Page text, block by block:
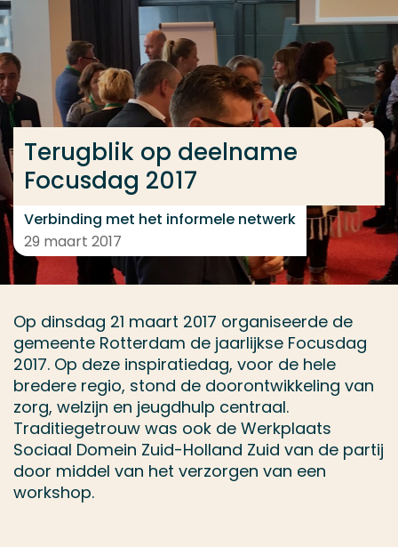
Ga direct naar de content
... > Focusdag
Terugblik op deelname
Focusdag 2017
Verbinding met het informele netwerk
29 maart 2017
Op dinsdag 21 maart 2017 organiseerde de
gemeente Rotterdam de jaarlijkse Focusdag
2017. Op deze inspiratiedag, voor de hele
bredere regio, stond de doorontwikkeling van
zorg, welzijn en jeugdhulp centraal.
Traditiegetrouw was ook de Werkplaats
Sociaal Domein Zuid-Holland Zuid van de partij
door middel van het verzorgen van een
workshop.
Veel gezocht
Opleiding
Contact